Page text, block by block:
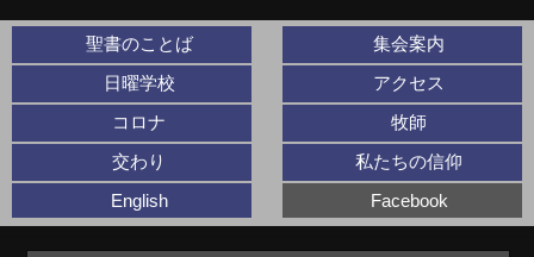
聖書のことば
集会案内
日曜学校
アクセス
コロナ
牧師
交わり
私たちの信仰
English
Facebook